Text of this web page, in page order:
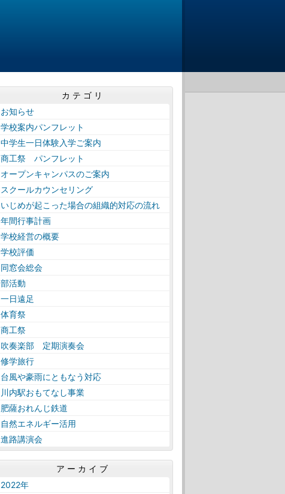
カテゴリ
お知らせ
学校案内パンフレット
中学生一日体験入学ご案内
商工祭 パンフレット
オープンキャンパスのご案内
スクールカウンセリング
いじめが起こった場合の組織的対応の流れ
年間行事計画
学校経営の概要
学校評価
同窓会総会
部活動
一日遠足
体育祭
商工祭
吹奏楽部 定期演奏会
修学旅行
台風や豪雨にともなう対応
川内駅おもてなし事業
肥薩おれんじ鉄道
自然エネルギー活用
進路講演会
アーカイブ
2022年